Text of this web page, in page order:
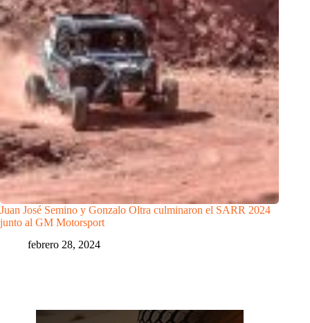
Juan José Semino y Gonzalo Oltra culminaron el SARR 2024
junto al GM Motorsport
febrero 28, 2024